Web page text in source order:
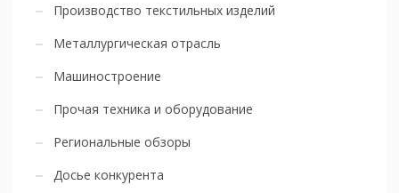
Производство текстильных изделий
Металлургическая отрасль
Машиностроение
Прочая техника и оборудование
Региональные обзоры
Досье конкурента